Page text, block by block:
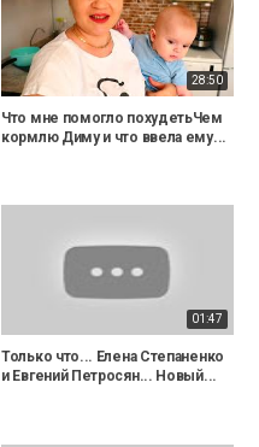
28:50
Что мне помогло похудетьЧем
кормлю Диму и что ввела ему...
01:47
Только что... Елена Степаненко
и Евгений Петросян... Новый...